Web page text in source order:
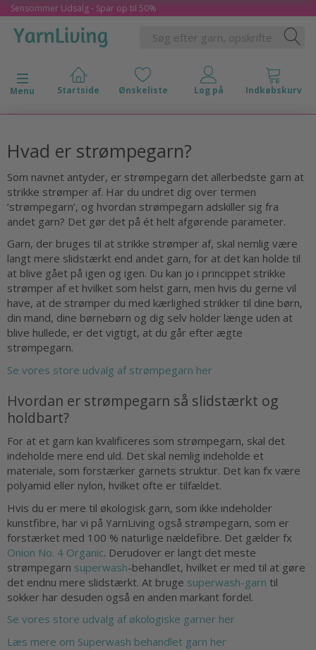
Sensommer Udsalg - Spar op til 50%
Skifte navigation
Menu
Hvad er strømpegarn?
Som navnet antyder, er strømpegarn det allerbedste garn at
strikke strømper af. Har du undret dig over termen
’strømpegarn’, og hvordan strømpegarn adskiller sig fra
andet garn? Det gør det på ét helt afgørende parameter.
Garn, der bruges til at strikke strømper af, skal nemlig være
langt mere slidstærkt end andet garn, for at det kan holde til
at blive gået på igen og igen. Du kan jo i princippet strikke
strømper af et hvilket som helst garn, men hvis du gerne vil
have, at de strømper du med kærlighed strikker til dine børn,
din mand, dine børnebørn og dig selv holder længe uden at
blive hullede, er det vigtigt, at du går efter ægte
strømpegarn.
Se vores store udvalg af strømpegarn her
Hvordan er strømpegarn så slidstærkt og
holdbart?
For at et garn kan kvalificeres som strømpegarn, skal det
indeholde mere end uld. Det skal nemlig indeholde et
materiale, som forstærker garnets struktur. Det kan fx være
polyamid eller nylon, hvilket ofte er tilfældet.
Hvis du er mere til økologisk garn, som ikke indeholder
kunstfibre, har vi på YarnLiving også strømpegarn, som er
forstærket med 100 % naturlige nældefibre. Det gælder fx
Onion No. 4 Organic. Derudover er langt det meste
strømpegarn superwash-behandlet, hvilket er med til at gøre
det endnu mere slidstærkt. At bruge superwash-garn til
sokker har desuden også en anden markant fordel.
Se vores store udvalg af økologiske garner her
Læs mere om Superwash behandlet garn her